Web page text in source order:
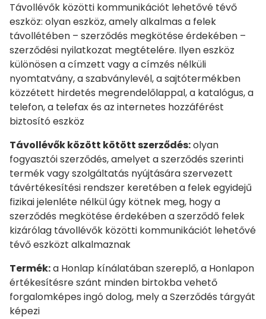
Távollévők közötti kommunikációt lehetővé tévő
eszköz: olyan eszköz, amely alkalmas a felek
távollétében – szerződés megkötése érdekében –
szerződési nyilatkozat megtételére. Ilyen eszköz
különösen a címzett vagy a címzés nélküli
nyomtatvány, a szabványlevél, a sajtótermékben
közzétett hirdetés megrendelőlappal, a katalógus, a
telefon, a telefax és az internetes hozzáférést
biztosító eszköz
Távollévők között kötött szerződés:olyan
fogyasztói szerződés, amelyet a szerződés szerinti
termék vagy szolgáltatás nyújtására szervezett
távértékesítési rendszer keretében a felek egyidejű
fizikai jelenléte nélkül úgy kötnek meg, hogy a
szerződés megkötése érdekében a szerződő felek
kizárólag távollévők közötti kommunikációt lehetővé
tévő eszközt alkalmaznak
Termék:a Honlap kínálatában szereplő, a Honlapon
értékesítésre szánt minden birtokba vehető
forgalomképes ingó dolog, mely a Szerződés tárgyát
képezi